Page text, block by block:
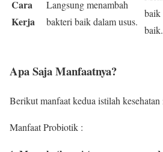
Cara
Kerja
Langsung menambah
bakteri baik dalam usus.
baik
baik.
Apa Saja Manfaatnya?
Berikut manfaat kedua istilah
Manfaat Probiotik :